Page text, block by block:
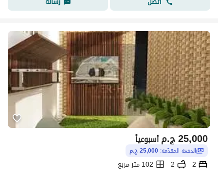
ج.م25,000 أسبوعياً
الدفعة المقدّمة: 25,000 ج.م
2
2
102 متر مربع